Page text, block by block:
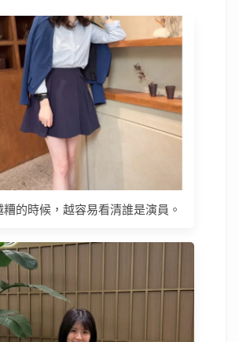
糟的時候，越容易看清誰是演員。